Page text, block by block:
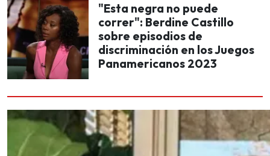
"Esta negra no puede
correr": Berdine Castillo
sobre episodios de
discriminación en los Juegos
Panamericanos 2023